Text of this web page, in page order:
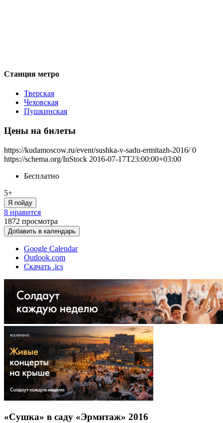
Станция метро
Тверская
Чеховская
Пушкинская
Цены на билеты
https://kudamoscow.ru/event/sushka-v-sadu-ermitazh-2016/ 0
https://schema.org/InStock 2016-07-17T23:00:00+03:00
Бесплатно
5+
Я пойду
8 нравится
1872 просмотра
Добавить в календарь
Google Calendar
Outlook.com
Скачать .ics
«Сушка» в саду «Эрмитаж» 2016